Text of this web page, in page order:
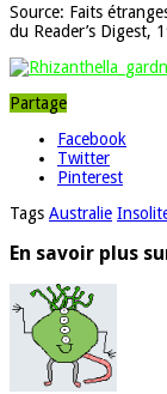
Source: Faits
du Reader’s Digest,
Partage
Facebook
Twitter
Pinterest
Tags Australie
En savoir plus